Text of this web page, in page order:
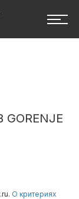
О критериях